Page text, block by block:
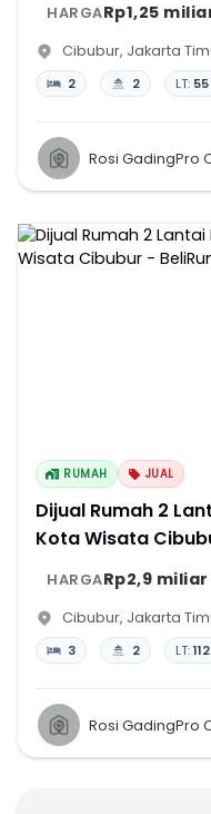
HARGARp1,25
Cibubur, Jakarta
2 2 LT:
Rosi GadingPro
RUMAH JUAL
Dijual Rumah 2
Kota Wisata
HARGARp2,9 miliar
Cibubur, Jakarta
3 2 LT:
Rosi GadingPro